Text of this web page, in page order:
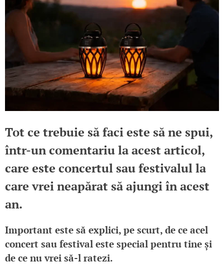
Tot ce trebuie să faci este să ne spui,
într-un comentariu la acest articol,
care este concertul sau festivalul la
care vrei neapărat să ajungi în acest
an.
Important este să explici, pe scurt, de ce acel
concert sau festival este special pentru tine și
de ce nu vrei să-l ratezi.